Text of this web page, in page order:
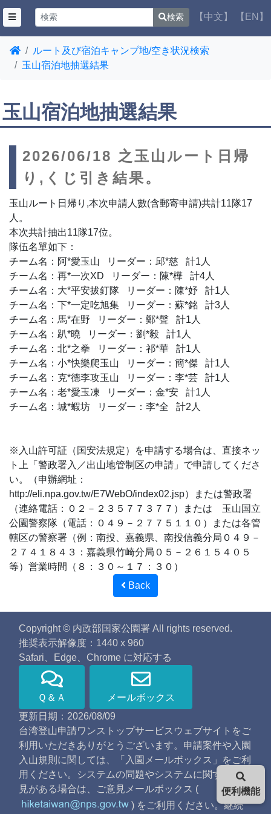
検索 【中文】 【EN】
ルート及び宿泊キャンプ地/空き状況検索
玉山宿泊地抽選結果
玉山宿泊地抽選結果
2026/06/18 之玉山ルート日帰
り,くじ引き結果。
玉山ルート日帰り,本次申請人數(含郵寄申請)共計11隊17
人。
本次共計抽出11隊17位。
隊伍名單如下：
チーム名：阿*愛玉山 リーダー：邱*慈 計1人
チーム名：再*一次XD リーダー：陳*樺 計4人
チーム名：大*平安拔釘隊 リーダー：陳*妤 計1人
チーム名：下*一定吃旭集 リーダー：蘇*銘 計3人
チーム名：馬*在野 リーダー：鄭*聲 計1人
チーム名：趴*曉 リーダー：劉*毅 計1人
チーム名：北*之拳 リーダー：祁*華 計1人
チーム名：小*快樂爬玉山 リーダー：簡*傑 計1人
チーム名：克*德李攻玉山 リーダー：李*芸 計1人
チーム名：老*愛玉凍 リーダー：金*安 計1人
チーム名：城*蝦坊 リーダー：李*全 計2人
※入山許可証（国安法規定）を申請する場合は、直接ネッ
ト上「警政署入／出山地管制区の申請」で申請してくださ
い。（申辦網址：
http://eli.npa.gov.tw/E7WebO/index02.jsp）または警政署
（連絡電話：０２－２３５７７３７７）または 玉山国立
公園警察隊（電話：０４９－２７７５１１０）または各管
轄区の警察署（例：南投、嘉義県、南投信義分局０４９－
２７４１８４３：嘉義県竹崎分局０５－２６１５４０５
等）営業時間（８：３０～１７：３０）
Back
Copyright © 内政部国家公園署 All rights reserved.
推奨表示解像度：1440 x 960
Safari、Edge、Chrome に対応する
Ｑ＆Ａ
メールボックス
更新日期：2026/08/09
台湾登山申請ワンストップサービスウェブサイトをご
利用いただきありがとうございます。申請案件や入園
入山規則に関しては、「入園メールボックス」をご利
用ください。システムの問題やシステムに関するご意
見がある場合は、ご意見メールボックス (
) をご利用ください。継続
便利機能